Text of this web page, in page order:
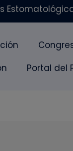
Portal del